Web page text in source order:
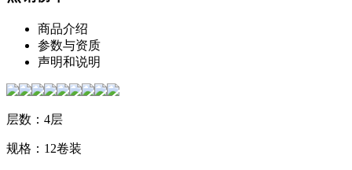
商品介绍
参数与资质
声明和说明
层数：4层
规格：12卷装